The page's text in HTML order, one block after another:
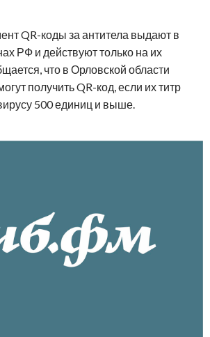
QR-коды за антитела выдают в
РФ и действуют только на их
что в Орловской области
получить QR-код, если их титр
500 единиц и выше.